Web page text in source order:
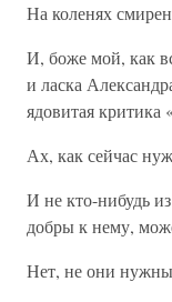
На коленях
И, боже мой, как
и ласка
ядовитая критика
Ах, как сейчас
И не кто-нибудь
добры к нему,
Нет, не они